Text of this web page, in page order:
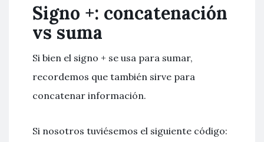
Signo +: concatenación
vs suma
Si bien el signo + se usa para sumar,
recordemos que también sirve para
concatenar información.
Si nosotros tuviésemos el siguiente código: